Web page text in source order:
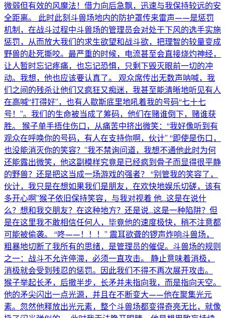
微弱但有效的风魔法！借力向后急飘，迅速与我保持较远的安
全距离。 此时此刻斗兽场地内的防护罩传来雷声——是惩罚
机制，在战斗过程中斗兽场的管理员会对处于下风的选手实施
惩罚，从而放大我们的求生欲望和战斗欲，把理智的较量变成
野兽的赴死撕咬。最严重的时候，电流甚至会直接烧灼神经，
让人暂时忘记疼痛，也忘记恐惧，只剩下毁灭眼前一切的冲
动。我想，他也应该要认真了。 观众席传出无数声呐喊，我
们之间的残杀让他们又疯狂又痴迷，我甚至能清晰地听见有人
在高喊“打得好”，也有人歇斯底里地吼着我的号码“七十七
号！”。我们的生命被当成了筹码，他们在赌谁倒下，赌谁获
胜。 猴子单手捂住伤口，从痛苦中挤出微笑：“我好像听到有
观众在呼唤你的号码，有人在支持你啊，伙计” “即使是伤口，
也没能消灭你的笑容？”我不禁询问道，我想不通他此时为何
还能露出微笑，他这副模样究竟是已经疯到骨子而显得很平静
的野兽？还是把这当成一场游戏的强者？ “别管我的笑容了，
伙计，我只是在想如果我们是朋友，在欢快地娱乐切磋，该有
多开心啊”猴子依旧保持笑容，与我对视着 他...这是在说什
么？想和我交朋友？在这种地方？还是说...这是一种陷阱？但
是在这里我不敢相信任何人，毕竟他的速度极快，稍不注意都
可能被偷袭。 “咚——！！！” 震耳欲聋的锣声炸响斗兽场，
粗暴地切断了我所有的思绪，是管理员的催促。斗兽场的规则
之一：战斗不允许停滞，必须一直攻击。 静止意味着消极，
消极就会受到残忍的惩罚。因此我们不得不再次展开攻击。
猴子举起长矛，后撤半步，长矛并未指向我，而是指向天空。
他的矛尖闪出一点光源，并且在不断变大——他在聚集光元
素。忽然他释放出光元素，整个斗兽场都变得奇亮无比，就像